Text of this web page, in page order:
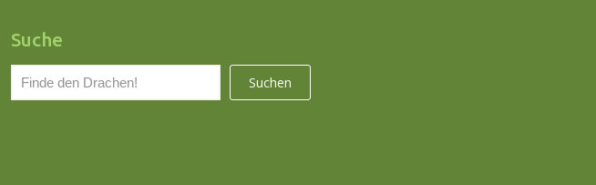
Suche
Suchen